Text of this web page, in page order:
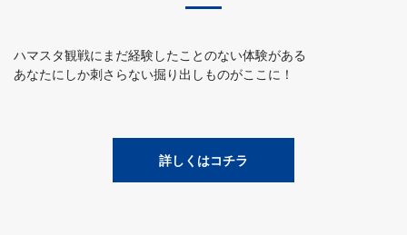
ハマスタ観戦にまだ経験したことのない体験がある
あなたにしか刺さらない掘り出しものがここに！
詳しくはコチラ